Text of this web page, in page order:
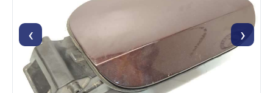
‹ ›